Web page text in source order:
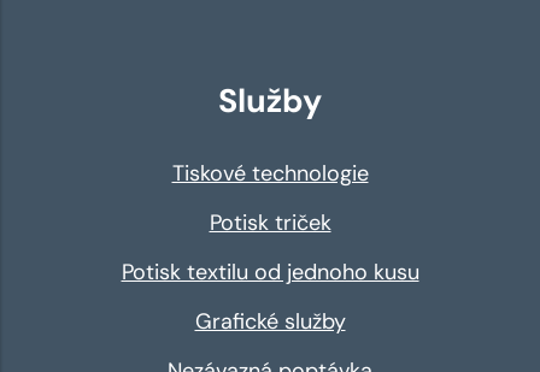
Služby
Tiskové technologie
Potisk triček
Potisk textilu od jednoho kusu
Grafické služby